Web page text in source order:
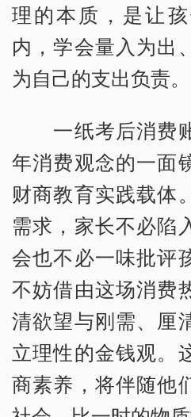
理的本质，是让
内，学会量入为出
为自己的支出负责。
一纸考后消费
年消费观念的一面
财商教育实践载体
需求，家长不必陷
会也不必一味批评
不妨借由这场消费
清欲望与刚需、厘
立理性的金钱观。
商素养，将伴随他